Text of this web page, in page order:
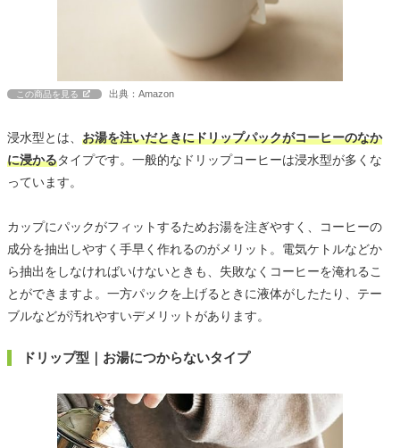
この商品を見る 出典：Amazon
浸水型とは、 お湯を注いだときにドリップパックがコーヒーのなか
に浸かるタイプです。一般的なドリップコーヒーは浸水型が多くな
っています。
カップにパックがフィットするためお湯を注ぎやすく、コーヒーの
成分を抽出しやすく手早く作れるのがメリット。電気ケトルなどか
ら抽出をしなければいけないときも、失敗なくコーヒーを淹れるこ
とができますよ。一方パックを上げるときに液体がしたたり、テー
ブルなどが汚れやすいデメリットがあります。
ドリップ型｜お湯につからないタイプ